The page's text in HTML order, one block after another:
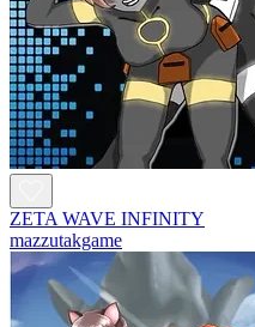
ZETA WAVE INFINITY
mazzutakgame